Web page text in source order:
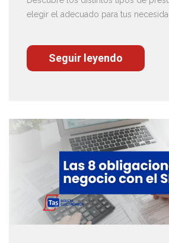
elegir el adecuado para tus
Seguir leyendo